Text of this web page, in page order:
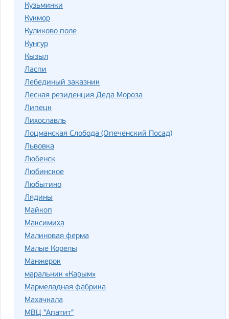
Кузьминки
Кукмор
Куликово поле
Кунгур
Кызыл
Ласпи
Лебединый заказник
Лесная резиденция Деда Мороза
Липецк
Лихославль
Лоцманская Слобода (Опеченский Посад)
Львовка
Любенск
Любинское
Любытино
Лядины
Майкоп
Максимиха
Малиновая ферма
Малые Корелы
Манжерок
маральник «Карым»
Мармеладная фабрика
Махачкала
МВЦ "Апатит"